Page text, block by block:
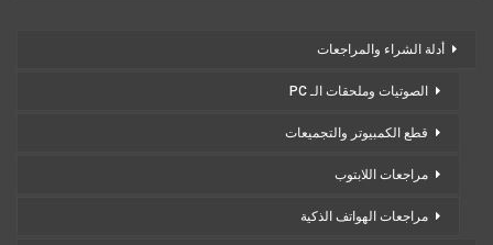
أدلة الشراء والمراجعات
الصوتيات وملحقات الـ PC
قطع الكمبيوتر والتجميعات
مراجعات اللابتوب
مراجعات الهواتف الذكية